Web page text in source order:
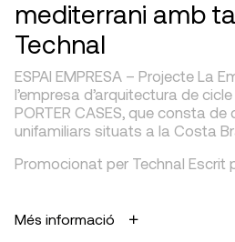
mediterrani amb
Technal
ESPAI EMPRESA – Projecte La
l’empresa d’arquitectura de
PORTER CASES, que consta
unifamiliars situats a la Costa
Promocionat per Technal Escrit
Més informació